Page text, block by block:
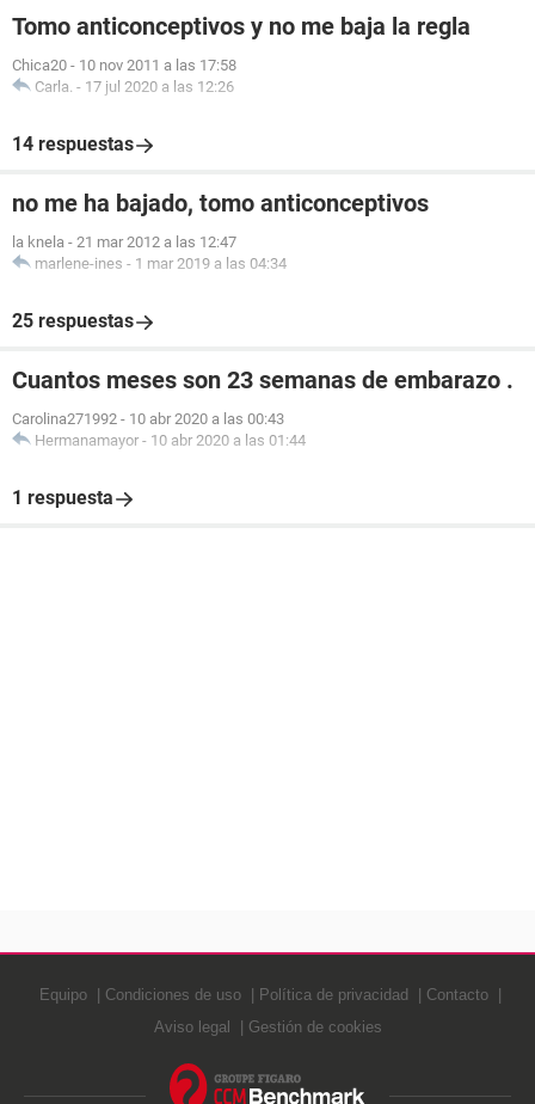
Tomo anticonceptivos y no me baja la regla
Chica20 - 10 nov 2011 a las 17:58
Carla. - 17 jul 2020 a las 12:26
14 respuestas
no me ha bajado, tomo anticonceptivos
la knela - 21 mar 2012 a las 12:47
marlene-ines - 1 mar 2019 a las 04:34
25 respuestas
Cuantos meses son 23 semanas de embarazo .
Carolina271992 - 10 abr 2020 a las 00:43
Hermanamayor - 10 abr 2020 a las 01:44
1 respuesta
Equipo Condiciones de uso Política de privacidad
Contacto
Aviso legal
Gestión de cookies